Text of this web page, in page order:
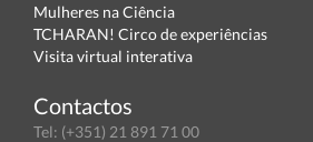
Mulheres na Ciência
TCHARAN! Circo de experiências
Visita virtual interativa
Contactos
Tel: (+351) 21 891 71 00